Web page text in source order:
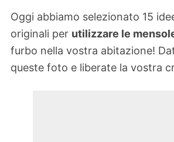
Oggi abbiamo selezionato 15
originali per utilizzare le
furbo nella vostra abitazione!
queste foto e liberate la vostra